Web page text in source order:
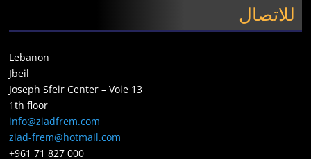
للاتصال
Lebanon
Jbeil
Joseph Sfeir Center – Voie 13
1th floor
info@ziadfrem.com
ziad-frem@hotmail.com
+961 71 827 000